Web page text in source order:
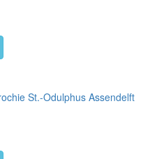
St.-Odulphus Assendelft